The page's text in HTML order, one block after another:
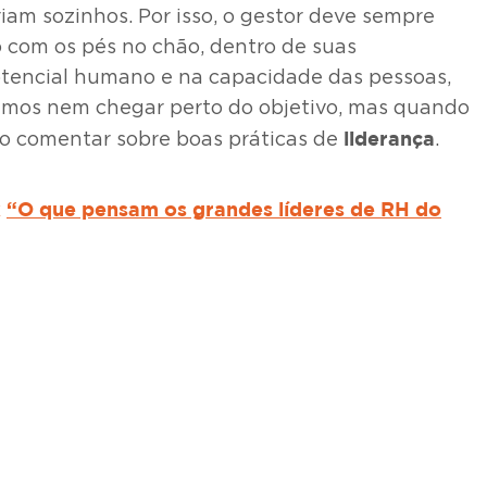
sozinhos. Por isso, o gestor deve sempre
os pés no chão, dentro de suas
humano e na capacidade das pessoas,
nem chegar perto do objetivo, mas quando
comentar sobre boas práticas de liderança.
“O que pensam os grandes líderes de RH do